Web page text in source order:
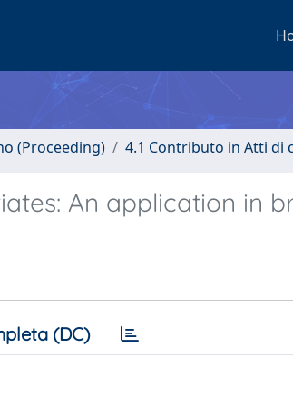
(Proceeding) 4.1 Contributo in Atti di
An application in
(DC)